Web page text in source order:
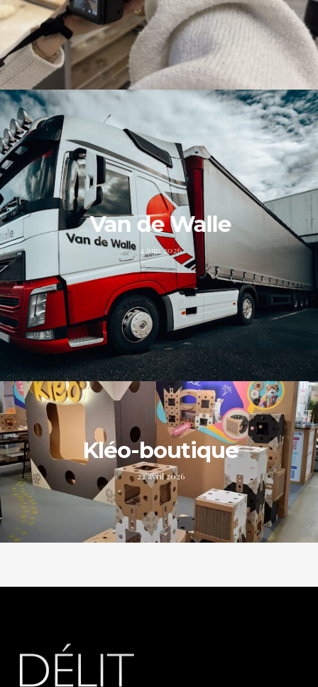
Van de Walle
4 juin 2026
Kléo-boutique
22 avril 2026